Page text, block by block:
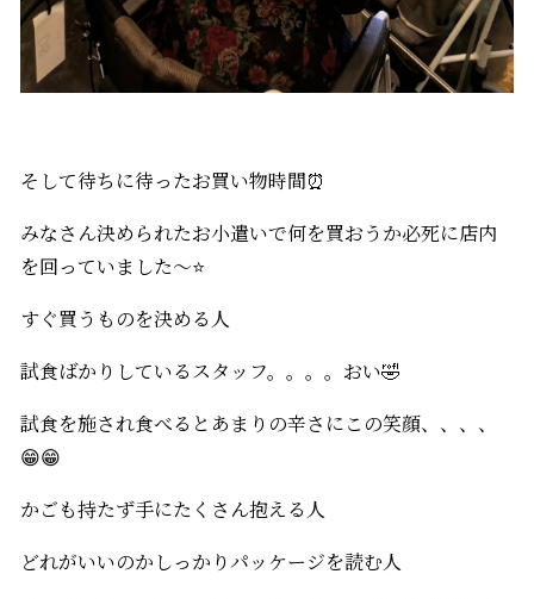
そして待ちに待ったお買い物時間⏰
みなさん決められたお小遣いで何を買おうか必死に店内
を回っていました～⭐
すぐ買うものを決める人
試食ばかりしているスタッフ。。。。おい🤣
試食を施され食べるとあまりの辛さにこの笑顔、、、、
😁😁
かごも持たず手にたくさん抱える人
どれがいいのかしっかりパッケージを読む人